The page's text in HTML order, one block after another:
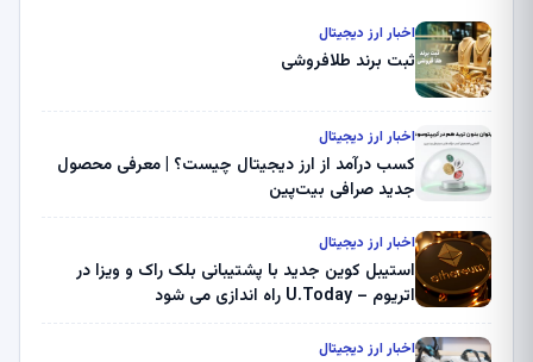
اخبار ارز دیجیتال
ثبت برند طلافروشی
اخبار ارز دیجیتال
کسب درآمد از ارز دیجیتال چیست؟ | معرفی محصول
جدید صرافی بیت‌پین
اخبار ارز دیجیتال
استیبل کوین جدید با پشتیبانی بلک راک و ویزا در
اتریوم – U.Today راه اندازی می شود
اخبار ارز دیجیتال